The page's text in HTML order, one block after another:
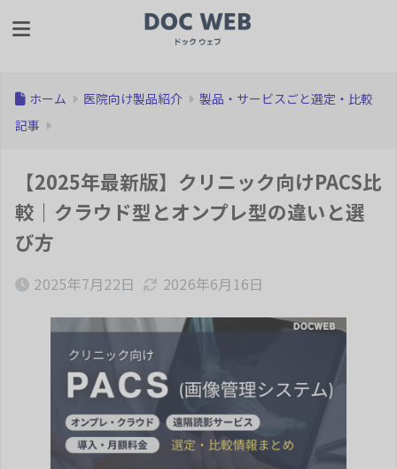
ホーム 医院向け製品紹介
製品・サービスごと選定・比較
記事
【2025年最新版】クリニック向けPACS比
較｜クラウド型とオンプレ型の違いと選
び方
2025年7月22日 2026年6月16日